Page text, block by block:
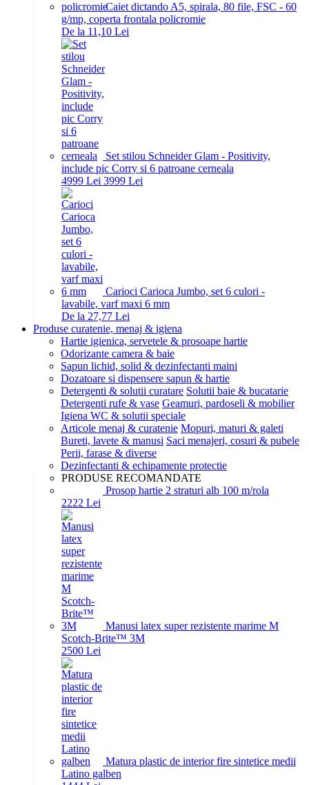
Caiet dictando A5, spirala, 80 file, FSC - 60
g/mp, coperta frontala policromie
De la 11,10 Lei
Set stilou Schneider Glam - Positivity,
include pic Corry si 6 patroane cerneala
4999 Lei 3999 Lei
Carioci Carioca Jumbo, set 6 culori -
lavabile, varf maxi 6 mm
De la 27,77 Lei
Produse curatenie, menaj & igiena
Hartie igienica, servetele & prosoape hartie
Odorizante camera & baie
Sapun lichid, solid & dezinfectanti maini
Dozatoare si dispensere sapun & hartie
Detergenti & solutii curatare Solutii baie & bucatarie
Detergenti rufe & vase Geamuri, pardoseli & mobilier
Igiena WC & solutii speciale
Articole menaj & curatenie Mopuri, maturi & galeti
Bureti, lavete & manusi Saci menajeri, cosuri & pubele
Perii, farase & diverse
Dezinfectanti & echipamente protectie
PRODUSE RECOMANDATE
Prosop hartie 2 straturi alb 100 m/rola
2222 Lei
Manusi latex super rezistente marime M
Scotch-Brite™ 3M
2500 Lei
Matura plastic de interior fire sintetice medii
Latino galben